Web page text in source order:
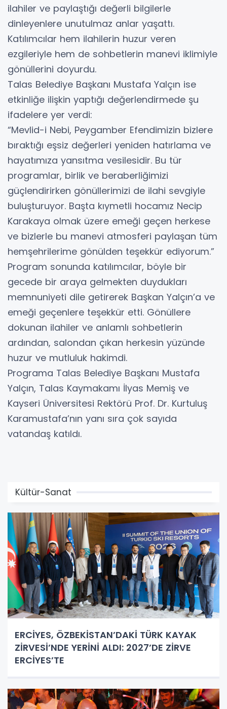
ilahiler ve paylaştığı değerli bilgilerle
dinleyenlere unutulmaz anlar yaşattı.
Katılımcılar hem ilahilerin huzur veren
ezgileriyle hem de sohbetlerin manevi iklimiyle
gönüllerini doyurdu.
Talas Belediye Başkanı Mustafa Yalçın ise
etkinliğe ilişkin yaptığı değerlendirmede şu
ifadelere yer verdi:
“Mevlid-i Nebi, Peygamber Efendimizin bizlere
bıraktığı eşsiz değerleri yeniden hatırlama ve
hayatımıza yansıtma vesilesidir. Bu tür
programlar, birlik ve beraberliğimizi
güçlendirirken gönüllerimizi de ilahi sevgiyle
buluşturuyor. Başta kıymetli hocamız Necip
Karakaya olmak üzere emeği geçen herkese
ve bizlerle bu manevi atmosferi paylaşan tüm
hemşehrilerime gönülden teşekkür ediyorum.”
Program sonunda katılımcılar, böyle bir
gecede bir araya gelmekten duydukları
memnuniyeti dile getirerek Başkan Yalçın’a ve
emeği geçenlere teşekkür etti. Gönüllere
dokunan ilahiler ve anlamlı sohbetlerin
ardından, salondan çıkan herkesin yüzünde
huzur ve mutluluk hakimdi.
Programa Talas Belediye Başkanı Mustafa
Yalçın, Talas Kaymakamı İlyas Memiş ve
Kayseri Üniversitesi Rektörü Prof. Dr. Kurtuluş
Karamustafa’nın yanı sıra çok sayıda
vatandaş katıldı.
Kültür-Sanat
ERCİYES, ÖZBEKİSTAN’DAKİ TÜRK KAYAK
ZİRVESİ’NDE YERİNİ ALDI: 2027’DE ZİRVE
ERCİYES’TE